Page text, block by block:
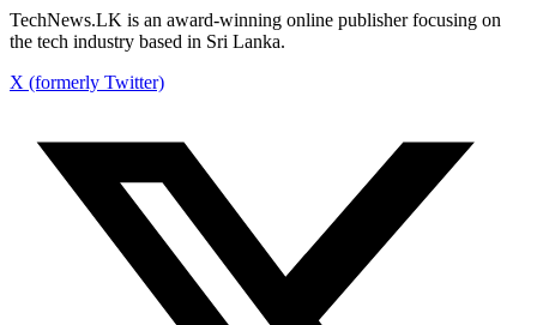
TechNews.LK is an award-winning online publisher focusing on
the tech industry based in Sri Lanka.
X (formerly Twitter)